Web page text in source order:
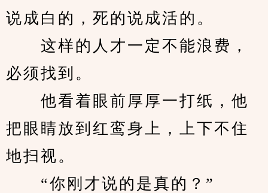
说成白的，死的说成活的。
这样的人才一定不能浪费，
必须找到。
他看着眼前厚厚一打纸，他
把眼睛放到红鸾身上，上下不住
地扫视。
“你刚才说的是真的？”